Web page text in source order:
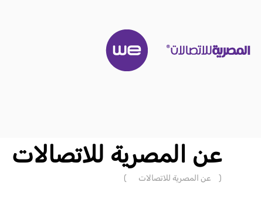
عن المصرية للاتصالات
( عن المصرية للاتصالات )